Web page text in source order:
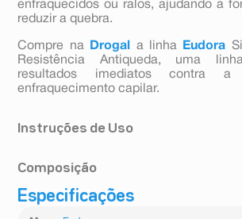
enfraquecidos ou ralos, ajudando a
reduzir a quebra.
Compre na Drogal a linha Eudora
Resistência Antiqueda, uma
resultados imediatos contra
enfraquecimento capilar.
Instruções de Uso
massagem suave. Enxágue bem.
no couro cabeludo irritado ou
Composição
Água; Lauriletersulfato
Especificações